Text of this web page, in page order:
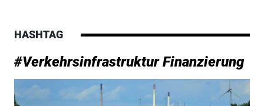
HASHTAG
#Verkehrsinfrastruktur Finanzierung